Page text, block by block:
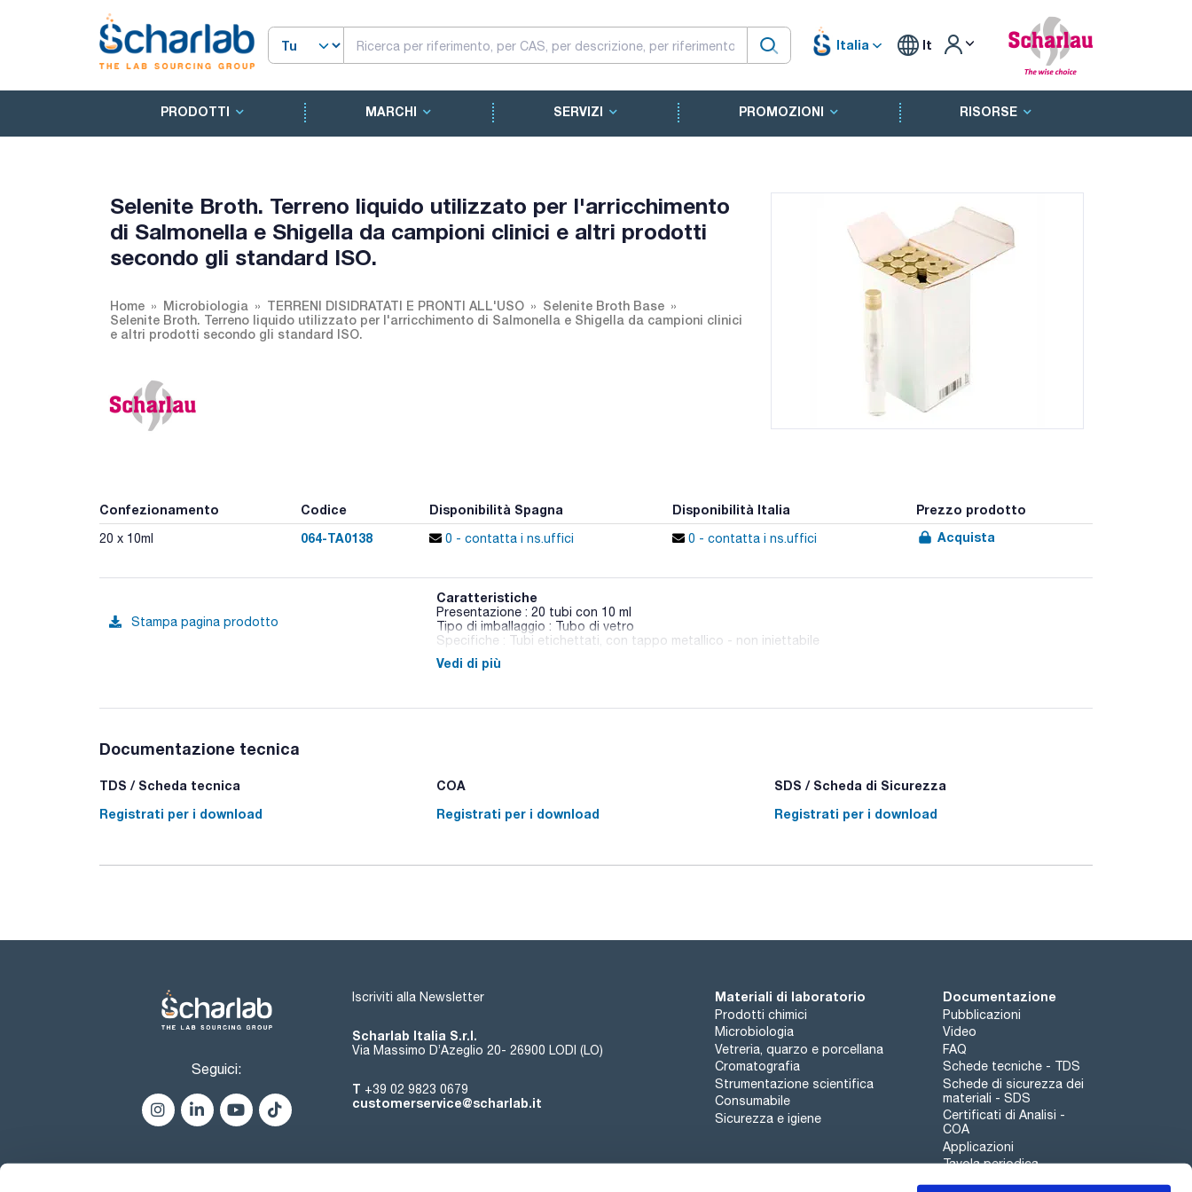
Italia It
PRODOTTI MARCHI SERVIZI PROMOZIONI RISORSE
Selenite Broth. Terreno liquido utilizzato per l'arricchimento
di Salmonella e Shigella da campioni clinici e altri prodotti
secondo gli standard ISO.
Home Microbiologia TERRENI DISIDRATATI E PRONTI ALL'USO
Selenite Broth Base
Selenite Broth. Terreno liquido utilizzato per l'arricchimento di Salmonella e Shigella da campioni clinici
e altri prodotti secondo gli standard ISO.
Confezionamento Codice Disponibilità Spagna Disponibilità Italia Prezzo prodotto
20 x 10ml 064-TA0138 0 - contatta i ns.uffici 0 - contatta i ns.uffici Acquista
Stampa pagina prodotto
Caratteristiche
Presentazione : 20 tubi con 10 ml
Tipo di imballaggio : Tubo di vetro
Specifiche : Tubi etichettati, con tappo metallico - non iniettabile
02-598
norme ISO 6785 e 6340. Questo mezzo ha bisogno di aggiungere l'additivo Sodio Biselenite (Ref.:SO0160).
Vedi di più
Documentazione tecnica
TDS / Scheda tecnica
Registrati per i download
COA
Registrati per i download
SDS / Scheda di Sicurezza
Registrati per i download
Seguici:
Iscriviti alla Newsletter
Scharlab Italia S.r.l.
Via Massimo D’Azeglio 20- 26900 LODI (LO)
T +39 02 9823 0679
customerservice@scharlab.it
Materiali di laboratorio
Prodotti chimici
Microbiologia
Vetreria, quarzo e porcellana
Cromatografia
Strumentazione scientifica
Consumabile
Sicurezza e igiene
Documentazione
Pubblicazioni
Video
FAQ
Schede tecniche - TDS
Schede di sicurezza dei
materiali - SDS
Certificati di Analisi -
COA
Applicazioni
Tavola periodica